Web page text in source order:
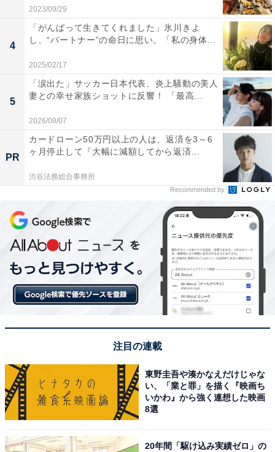
2023/09/29
4
「がんばって生きてくれました」氷川きよ
し、“パートナー”の命日に思い。「私の身体...
2025/02/17
5
「涙出た」サッカー日本代表、炎上騒動の美人
妻との幸せ家族ショットに反響！ 「最高...
2026/08/07
PR
カードローン50万円以上の人は、返済を3～6
ヶ月停止して『大幅に減額してから返済...
渋谷法務総合事務所
Recommended by
注目の連載
東野圭吾や湊かなえだけじゃな
い、「業と罪」を描く『映画ち
いかわ』から強く連想した映画
8選
20年間「駆け込み実績ゼロ」の